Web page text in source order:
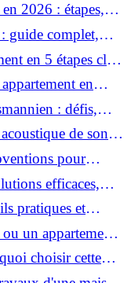
2026 : étapes,
guide complet,
en 5 étapes clés
en
: défis,
prix
de son
pour
?
efficaces,
pratiques et
un appartement
astuces ?
choisir cette